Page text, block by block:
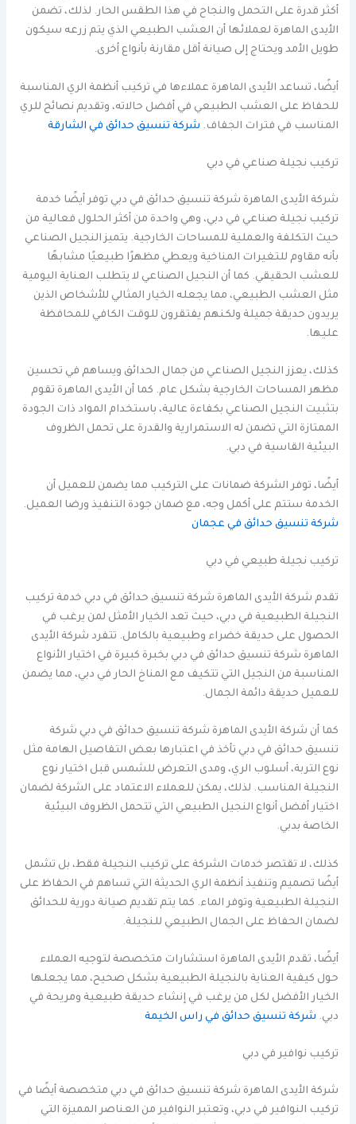
أكثر قدرة على التحمل والنجاح في هذا الطقس الحار. لذلك، تضمن
الأيدى الماهرة لعملائها أن العشب الطبيعي الذي يتم زرعه سيكون
طويل الأمد ويحتاج إلى صيانة أقل مقارنة بأنواع أخرى.
أيضًا، تساعد الأيدى الماهرة عملاءها في تركيب أنظمة الري المناسبة
للحفاظ على العشب الطبيعي في أفضل حالاته، وتقديم نصائح للري
المناسب في فترات الجفاف. شركة تنسيق حدائق في الشارقة
تركيب نجيلة صناعي في دبي
شركة الأيدى الماهرة شركة تنسيق حدائق في دبي توفر أيضًا خدمة
تركيب نجيلة صناعي في دبي، وهي واحدة من أكثر الحلول فعالية من
حيث التكلفة والعملية للمساحات الخارجية. يتميز النجيل الصناعي
بأنه مقاوم للتغيرات المناخية ويعطي مظهرًا طبيعيًا مشابهًا
للعشب الحقيقي. كما أن النجيل الصناعي لا يتطلب العناية اليومية
مثل العشب الطبيعي، مما يجعله الخيار المثالي للأشخاص الذين
يريدون حديقة جميلة ولكنهم يفتقرون للوقت الكافي للمحافظة
عليها.
كذلك، يعزز النجيل الصناعي من جمال الحدائق ويساهم في تحسين
مظهر المساحات الخارجية بشكل عام. كما أن الأيدى الماهرة تقوم
بتثبيت النجيل الصناعي بكفاءة عالية، باستخدام المواد ذات الجودة
الممتازة التي تضمن له الاستمرارية والقدرة على تحمل الظروف
البيئية القاسية في دبي.
أيضًا، توفر الشركة ضمانات على التركيب مما يضمن للعميل أن
الخدمة ستتم على أكمل وجه، مع ضمان جودة التنفيذ ورضا العميل.
شركة تنسيق حدائق في عجمان
تركيب نجيلة طبيعي في دبي
تقدم شركة الأيدى الماهرة شركة تنسيق حدائق في دبي خدمة تركيب
النجيلة الطبيعية في دبي، حيث تعد الخيار الأمثل لمن يرغب في
الحصول على حديقة خضراء وطبيعية بالكامل. تتفرد شركة الأيدى
الماهرة شركة تنسيق حدائق في دبي بخبرة كبيرة في اختيار الأنواع
المناسبة من النجيل التي تتكيف مع المناخ الحار في دبي، مما يضمن
للعميل حديقة دائمة الجمال.
كما أن شركة الأيدى الماهرة شركة تنسيق حدائق في دبي شركة
تنسيق حدائق في دبي تأخذ في اعتبارها بعض التفاصيل الهامة مثل
نوع التربة، أسلوب الري، ومدى التعرض للشمس قبل اختيار نوع
النجيلة المناسب. لذلك، يمكن للعملاء الاعتماد على الشركة لضمان
اختيار أفضل أنواع النجيل الطبيعي التي تتحمل الظروف البيئية
الخاصة بدبي.
كذلك، لا تقتصر خدمات الشركة على تركيب النجيلة فقط، بل تشمل
أيضًا تصميم وتنفيذ أنظمة الري الحديثة التي تساهم في الحفاظ على
النجيلة الطبيعية وتوفر الماء. كما يتم تقديم صيانة دورية للحدائق
لضمان الحفاظ على الجمال الطبيعي للنجيلة.
أيضًا، تقدم الأيدى الماهرة استشارات متخصصة لتوجيه العملاء
حول كيفية العناية بالنجيلة الطبيعية بشكل صحيح، مما يجعلها
الخيار الأفضل لكل من يرغب في إنشاء حديقة طبيعية ومريحة في
دبي. شركة تنسيق حدائق في راس الخيمة
تركيب نوافير في دبي
شركة الأيدى الماهرة شركة تنسيق حدائق في دبي متخصصة أيضًا في
تركيب النوافير في دبي، وتعتبر النوافير من العناصر المميزة التي